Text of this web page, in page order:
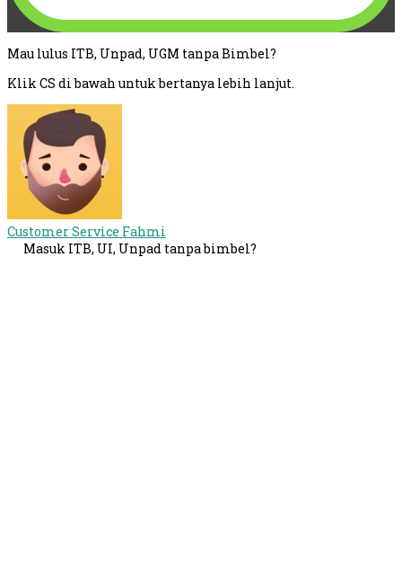
Mau lulus ITB, Unpad, UGM tanpa Bimbel?
Klik CS di bawah untuk bertanya lebih lanjut.
Customer Service Fahmi
Masuk ITB, UI, Unpad tanpa bimbel?